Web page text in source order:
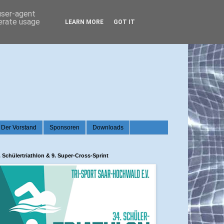
Der Vorstand Sponsoren Downloads
Schülertriathlon & 9. Super-Cross-Sprint
agent
usage
LEARN MORE GOT IT